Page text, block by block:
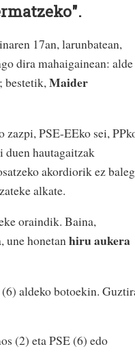
17an, larunbatean,
dira mahaigainean: alde
bestetik,Maider
PSE-EEko sei,
duen hautagaitzak
akordiorik ez
alkate.
oraindik. Baina,
une honetanhiru aukera
aldeko botoekin.
(2) eta PSE (6) edo